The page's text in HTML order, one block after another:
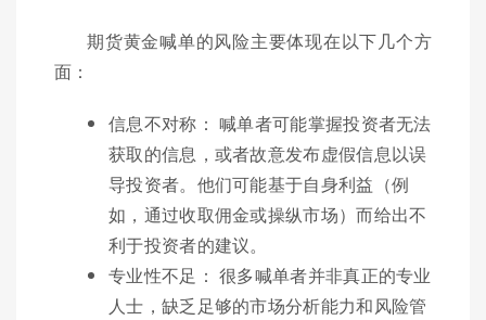
期货黄金喊单的风险主要体现在以下几个方
面：
信息不对称： 喊单者可能掌握投资者无法
获取的信息，或者故意发布虚假信息以误
导投资者。他们可能基于自身利益（例
如，通过收取佣金或操纵市场）而给出不
利于投资者的建议。
专业性不足： 很多喊单者并非真正的专业
人士，缺乏足够的市场分析能力和风险管